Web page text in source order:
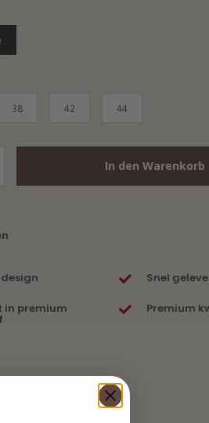
38 42 44
In den Warenkorb
Snel
in premium Premium